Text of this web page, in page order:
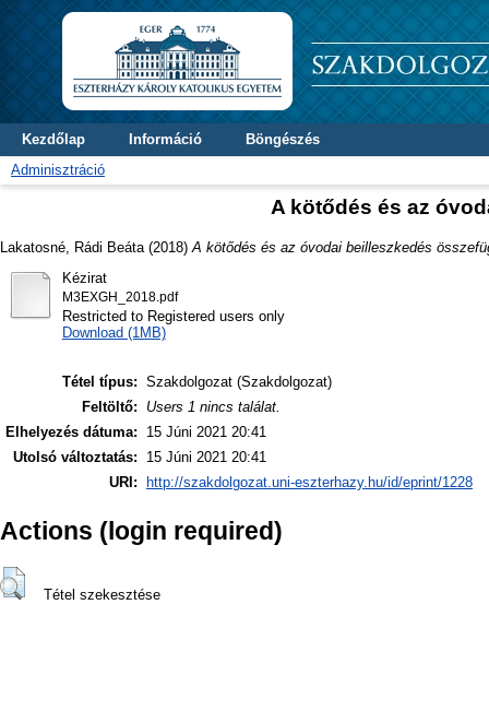
Kezdőlap Információ
Böngészés
Adminisztráció
A kötődés és az
Lakatosné, Rádi Beáta (2018) A kötődés és az óvodai beilleszkedés
Kézirat
M3EXGH_2018.pdf
Restricted to Registered users only
Download (1MB)
Tétel típus: Szakdolgozat (Szakdolgozat)
Feltöltő:
Users 1 nincs találat.
Elhelyezés dátuma:
15 Júni 2021 20:41
Utolsó változtatás:
15 Júni 2021 20:41
URI:
http://szakdolgozat.uni-eszterhazy.hu/id/eprint/1228
Actions (login required)
Tétel szekesztése